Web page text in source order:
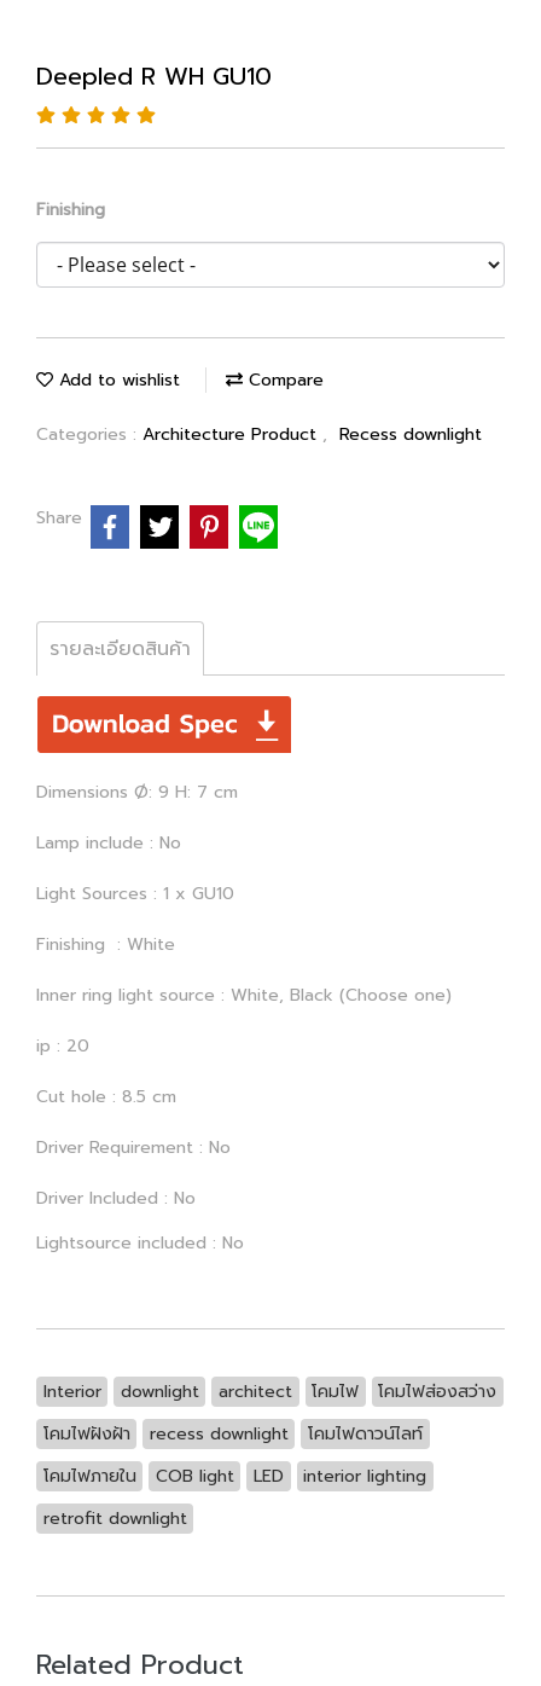
Deepled R WH GU10
Finishing
Add to wishlist Compare
Categories : Architecture Product , Recess downlight
Share
รายละเอียดสินค้า
Dimensions Ø: 9 H: 7 cm
Lamp include : No
Light Sources : 1 x GU10
Finishing : White
Inner ring light source : White, Black (Choose one)
ip : 20
Cut hole : 8.5 cm
Driver Requirement : No
Driver Included : No
Lightsource included : No
Interior downlight architect โคมไฟ
โคมไฟส่องสว่าง
โคมไฟฝังฝ้า
recess downlight
โคมไฟดาวน์ไลท์
โคมไฟภายใน
COB light LED
interior lighting
retrofit downlight
Related Product